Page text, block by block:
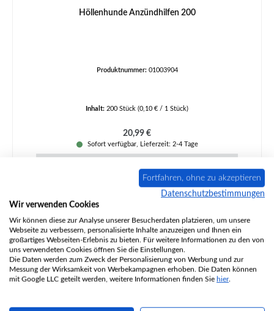
Höllenhunde Anzündhilfen 200
Produktnummer: 01003904
Inhalt: 200 Stück (0,10 € / 1 Stück)
Regulärer Preis:
20,99 €
Sofort verfügbar, Lieferzeit: 2-4 Tage
Fortfahren, ohne zu akzeptieren
Datenschutzbestimmungen
Wir verwenden Cookies
Wir können diese zur Analyse unserer Besucherdaten platzieren, um unsere
Webseite zu verbessern, personalisierte Inhalte anzuzeigen und Ihnen ein
großartiges Webseiten-Erlebnis zu bieten. Für weitere Informationen zu den von
uns verwendeten Cookies öffnen Sie die Einstellungen.
Die Daten werden zum Zweck der Personalisierung von Werbung und zur
Messung der Wirksamkeit von Werbekampagnen erhoben. Die Daten können
mit Google LLC geteilt werden, weitere Informationen finden Sie hier.